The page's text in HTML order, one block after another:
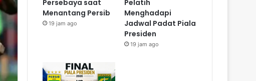
Persebaya saat
Menantang Persib
19 jam ago
Pelatih
Menghadapi
Jadwal Padat Piala
Presiden
19 jam ago